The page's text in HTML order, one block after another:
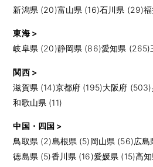
新潟県 (20)富山県 (16)石川県 (29)
東海 >
岐阜県 (20)静岡県 (86)愛知県 (265)
関西 >
滋賀県 (14)京都府 (195)大阪府 (503)
和歌山県 (11)
中国・四国 >
鳥取県 (2)島根県 (5)岡山県 (56)広島
徳島県 (5)香川県 (16)愛媛県 (15)高